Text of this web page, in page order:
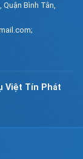
Bình Tân,
Việt Tín Phát